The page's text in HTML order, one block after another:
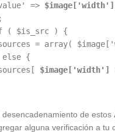
=> $image['width']
( $is_src ) {
= array(
{
$image['width']
desencadenamiento de estos
alguna verificación a tu